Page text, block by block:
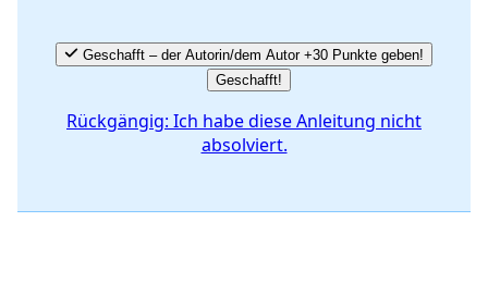
Geschafft – der Autorin/dem Autor +30 Punkte geben!
Geschafft!
Rückgängig: Ich habe diese Anleitung nicht
absolviert.